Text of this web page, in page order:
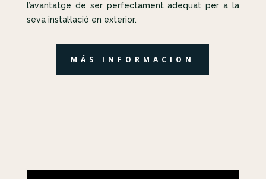
l’avantatge de ser perfectament adequat per a la
seva instal·lació en exterior.
MÁS INFORMACION